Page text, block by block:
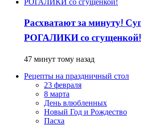
Расхватают за минуту!
РОГАЛИКИ со сгущенкой!
47 минут тому назад
Рецепты на праздничный стол
23 февраля
8 марта
День влюбленных
Новый Год и Рождество
Пасха